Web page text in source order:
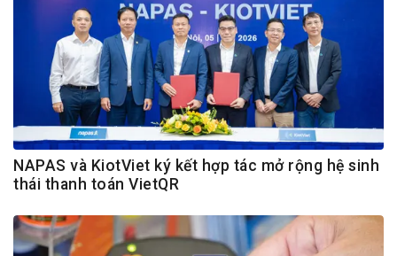
NAPAS và KiotViet ký kết hợp tác mở rộng hệ sinh
thái thanh toán VietQR